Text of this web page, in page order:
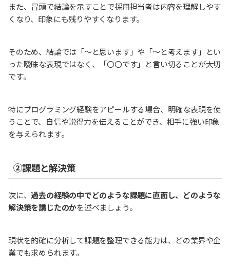
また、冒頭で結論を示すことで採用担当者は内容を理解しやす
くなり、印象にも残りやすくなります。
そのため、結論では「～と思います」や「～と考えます」とい
った曖昧な表現ではなく、「〇〇です」と言い切ることが大切
です。
特にプログラミング経験をアピールする場合、明確な表現を使
うことで、自信や説得力を伝えることができ、相手に強い印象
を与えられます。
②課題と解決策
次に、過去の経験の中でどのような課題に直面し、どのような
解決策を講じたのかを述べましょう。
現状を的確に分析して課題を整理できる能力は、どの業界や企
業でも求められます。